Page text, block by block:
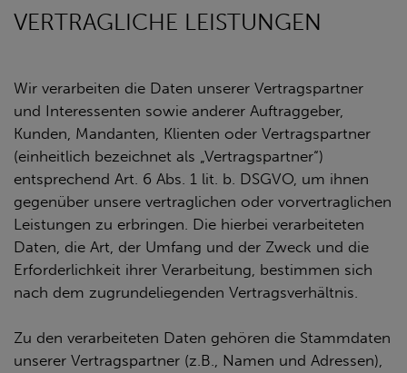
VERTRAGLICHE LEISTUNGEN
Wir verarbeiten die Daten unserer Vertragspartner
und Interessenten sowie anderer Auftraggeber,
Kunden, Mandanten, Klienten oder Vertragspartner
(einheitlich bezeichnet als „Vertragspartner“)
entsprechend Art. 6 Abs. 1 lit. b. DSGVO, um ihnen
gegenüber unsere vertraglichen oder vorvertraglichen
Leistungen zu erbringen. Die hierbei verarbeiteten
Daten, die Art, der Umfang und der Zweck und die
Erforderlichkeit ihrer Verarbeitung, bestimmen sich
nach dem zugrundeliegenden Vertragsverhältnis.
Zu den verarbeiteten Daten gehören die Stammdaten
unserer Vertragspartner (z.B., Namen und Adressen),